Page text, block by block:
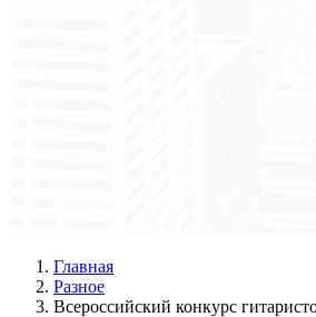
Главная
Разное
Всероссийский конкурс